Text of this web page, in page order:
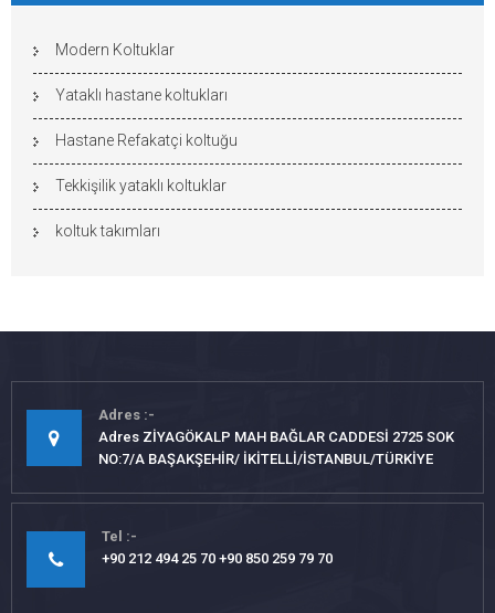
Modern Koltuklar
Yataklı hastane koltukları
Hastane Refakatçi koltuğu
Tekkişilik yataklı koltuklar
koltuk takımları
Adres
Adres ZİYAGÖKALP MAH BAĞLAR CADDESİ 2725 SOK
NO:7/A BAŞAKŞEHİR/ İKİTELLİ/İSTANBUL/TÜRKİYE
Tel
+90 212 494 25 70 +90 850 259 79 70